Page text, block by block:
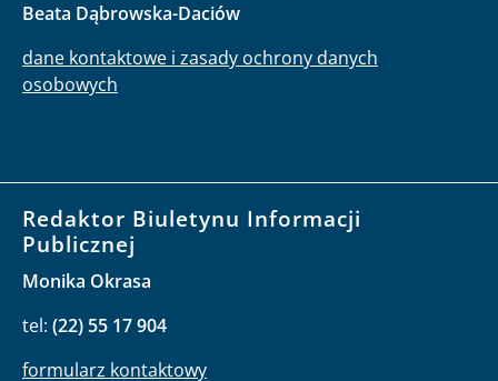
Beata Dąbrowska-Daciów
dane kontaktowe i zasady ochrony danych
osobowych
Redaktor Biuletynu Informacji
Publicznej
Monika Okrasa
tel: (22) 55 17 904
formularz kontaktowy